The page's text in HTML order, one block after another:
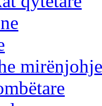
mirënjohje